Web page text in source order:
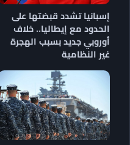
إسبانيا تشدد قبضتها على
الحدود مع إيطاليا.. خلاف
أوروبي جديد بسبب الهجرة
غير النظامية